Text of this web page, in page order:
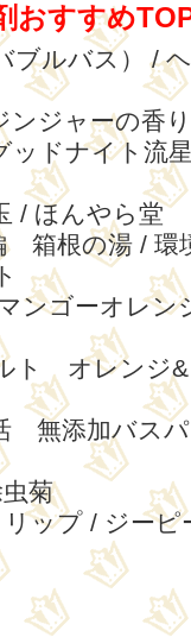
おすすめ
ブルバス） /
ンジャーの香
ドナイト流
/ ほんやら堂
箱根の湯 / 環
ゴーオレン
ト オレンジ&
無添加バス
菊
ップ / ジーピ